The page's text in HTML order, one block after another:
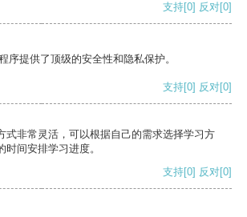
支持[0] 反对[0]
序提供了顶级的安全性和隐私保护。
支持[0] 反对[0]
式非常灵活，可以根据自己的需求选择学习方
间安排学习进度。
支持[0] 反对[0]